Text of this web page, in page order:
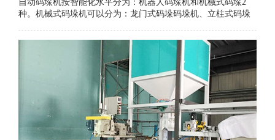
自动码垛机按智能化水平分为：机器人码垛机和机械式码垛2
种。机械式码垛机可以分为：龙门式码垛码垛机、立柱式码垛